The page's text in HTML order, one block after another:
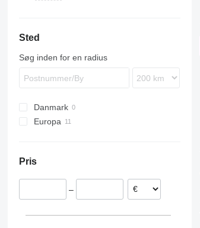
Sted
Søg inden for en radius
Danmark
Europa
Slovakiet
Rumænien
Pris
–